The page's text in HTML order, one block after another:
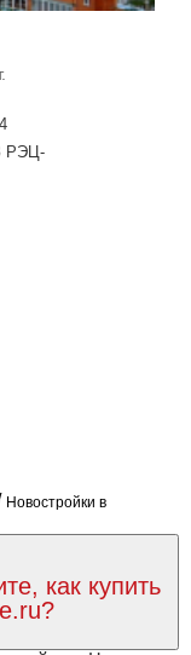
Новостройки в
как купить